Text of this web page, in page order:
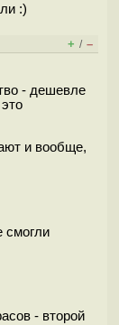
:)
+ / –
- дешевле
и вообще,
смогли
- второй